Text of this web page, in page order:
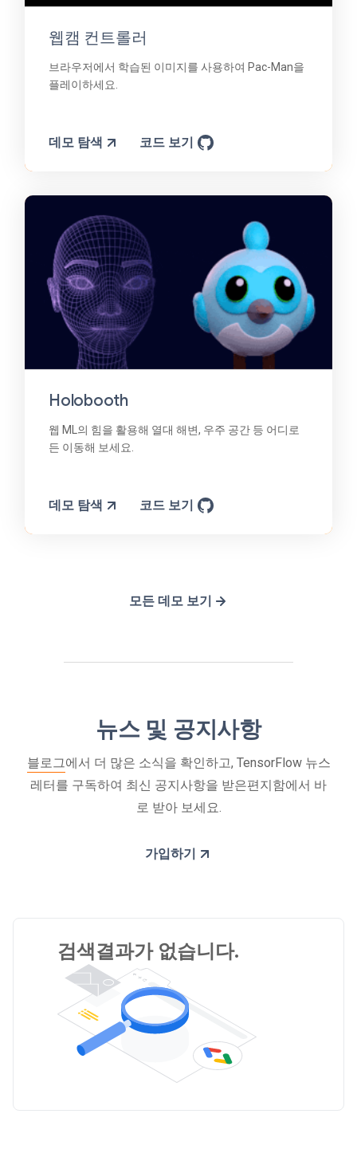
웹캠 컨트롤러
브라우저에서 학습된 이미지를 사용하여 Pac-Man을
플레이하세요.
데모 탐색 코드 보기
Holobooth
웹 ML의 힘을 활용해 열대 해변, 우주 공간 등 어디로
든 이동해 보세요.
데모 탐색 코드 보기
모든 데모 보기
뉴스 및 공지사항
블로그에서 더 많은 소식을 확인하고, TensorFlow 뉴스
레터를 구독하여 최신 공지사항을 받은편지함에서 바
로 받아 보세요.
가입하기
검색결과가 없습니다.